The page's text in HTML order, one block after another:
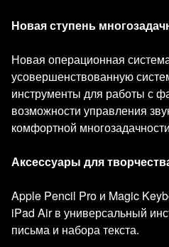
Новая ступень
Новая операционная
усовершенствованную
инструменты для работы с
возможности управления
комфортной
Аксессуары для
Apple Pencil Pro и Magic
iPad Air в универсальный
письма и набора текста.